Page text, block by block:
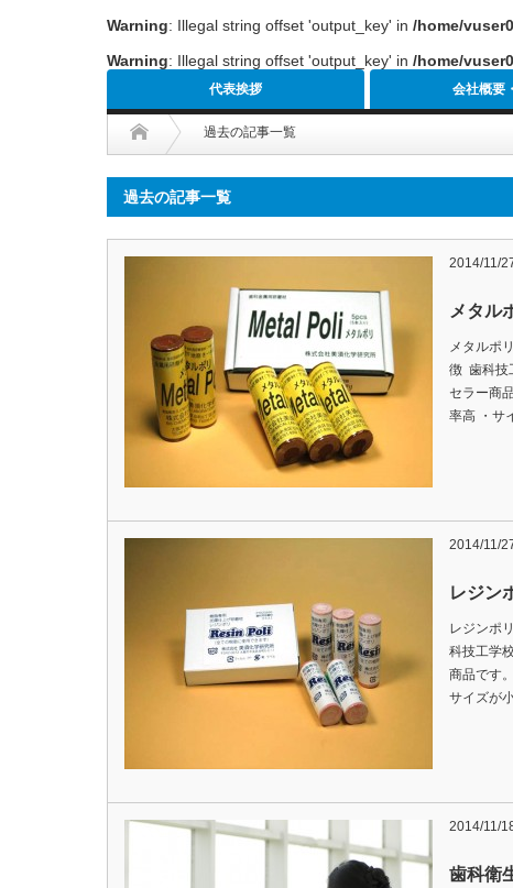
Warning: Illegal string offset 'output_key' in /home/
Warning: Illegal string offset 'output_key' in /home/
代表挨拶 会社概要
過去の記事一覧
過去の記事一覧
2014/11/
メタル
メタルポ
徴 歯科技
セラー商
率高 ・サ
2014/11/
レジン
レジンポ
科技工学
商品です
サイズが
2014/11/
歯科衛